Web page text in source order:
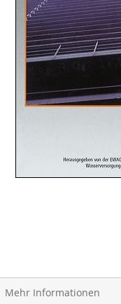
Mehr Informationen